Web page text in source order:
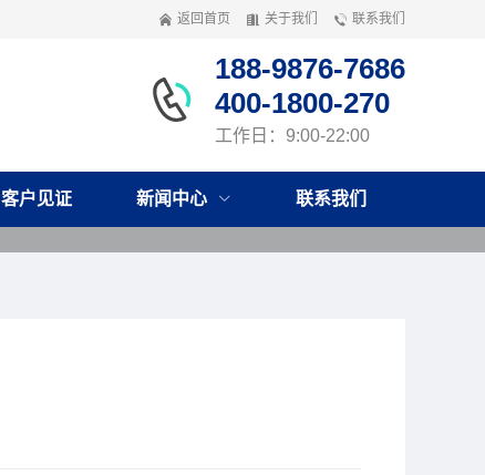
返回首页 关于我们 联系我们
188-9876-7686
400-1800-270
工作日：9:00-22:00
客户见证 新闻中心 联系我们